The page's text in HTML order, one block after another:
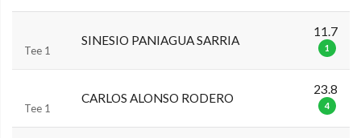
Tee 1
SINESIO PANIAGUA SARRIA
11.7
1
Tee 1
CARLOS ALONSO RODERO
23.8
4